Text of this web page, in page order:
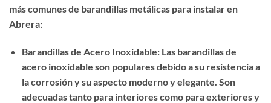
más comunes de barandillas metálicas para instalar en
Abrera:
Barandillas de Acero Inoxidable: Las barandillas de
acero inoxidable son populares debido a su resistencia a
la corrosión y su aspecto moderno y elegante. Son
adecuadas tanto para interiores como para exteriores y